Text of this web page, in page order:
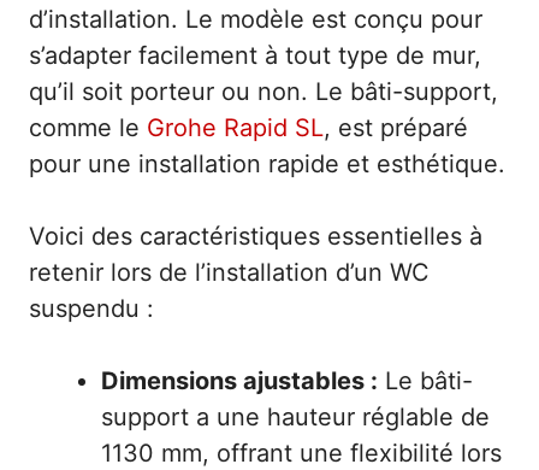
d’installation. Le modèle est conçu pour
s’adapter facilement à tout type de mur,
qu’il soit porteur ou non. Le bâti-support,
comme le Grohe Rapid SL, est préparé
pour une installation rapide et esthétique.
Voici des caractéristiques essentielles à
retenir lors de l’installation d’un WC
suspendu :
Dimensions ajustables : Le bâti-
support a une hauteur réglable de
1130 mm, offrant une flexibilité lors